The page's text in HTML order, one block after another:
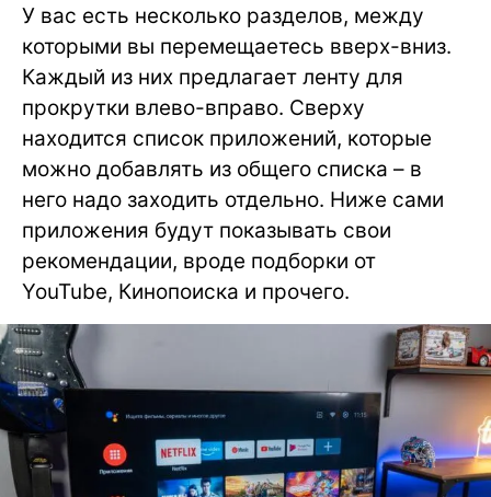
У вас есть несколько разделов, между
которыми вы перемещаетесь вверх-вниз.
Каждый из них предлагает ленту для
прокрутки влево-вправо. Сверху
находится список приложений, которые
можно добавлять из общего списка – в
него надо заходить отдельно. Ниже сами
приложения будут показывать свои
рекомендации, вроде подборки от
YouTube, Кинопоиска и прочего.